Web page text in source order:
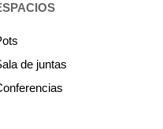
de juntas